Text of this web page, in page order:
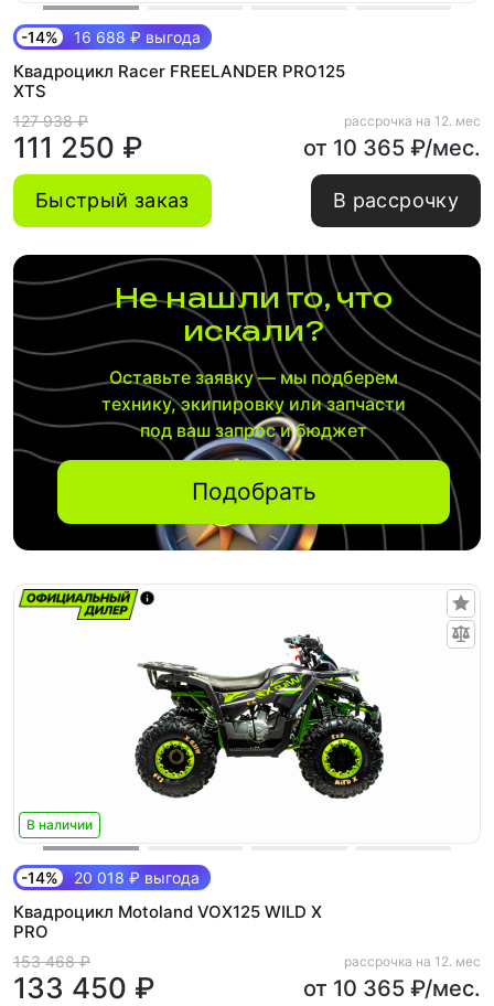
-14% 16 688 ₽ выгода
Квадроцикл Racer FREELANDER PRO125
XTS
127 938 ₽
111 250 ₽
рассрочка на 12. мес
от 10 365 ₽/мес.
Быстрый заказ В рассрочку
Не нашли то, что
искали?
Оставьте заявку — мы подберем
технику, экипировку или запчасти
под ваш запрос и бюджет
Подобрать
В наличии
-14% 20 018 ₽ выгода
Квадроцикл Motoland VOX125 WILD X
PRO
153 468 ₽
133 450 ₽
рассрочка на 12. мес
от 10 365 ₽/мес.